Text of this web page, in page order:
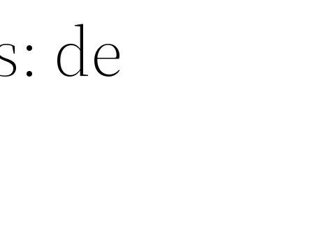
de